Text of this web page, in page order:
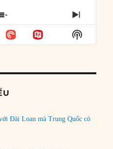
SHOW
EPISODES
LIST
NEXT
Show
Podcast
Đài Loan mà Trung Quốc có